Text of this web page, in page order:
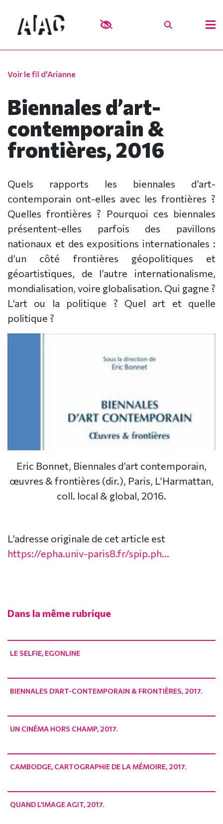
Voir le fil d'Arianne
Biennales d’art-
contemporain &
frontières, 2016
Quels rapports les biennales d’art-
contemporain ont-elles avec les frontières ?
Quelles frontières ? Pourquoi ces biennales
présentent-elles parfois des pavillons
nationaux et des expositions internationales :
d’un côté frontières géopolitiques et
géoartistiques, de l’autre internationalisme,
mondialisation, voire globalisation. Qui gagne ?
L’art ou la politique ? Quel art et quelle
politique ?
Eric Bonnet, Biennales d’art contemporain,
œuvres & frontières (dir.), Paris, L’Harmattan,
coll. local & global, 2016.
L’adresse originale de cet article est
https://epha.univ-paris8.fr/spip.ph...
Dans la même rubrique
LE SELFIE, EGONLINE
BIENNALES D’ART-CONTEMPORAIN & FRONTIÈRES, 2017.
UN CINÉMA HORS CHAMP, 2017.
CAMBODGE, CARTOGRAPHIE DE LA MÉMOIRE, 2017.
QUAND L’IMAGE AGIT, 2017.